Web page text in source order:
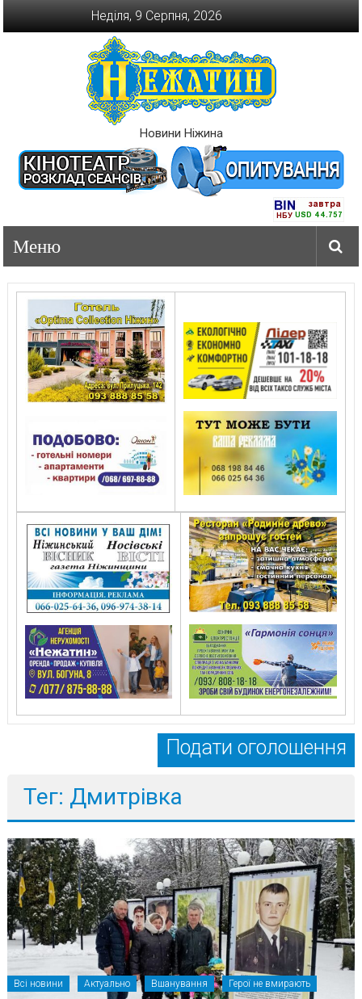
Неділя, 9 Серпня, 2026
Новини Ніжина
Подати оголошення
Тег: Дмитрівка
Всі новини Актуально Вшанування Герої не вмирають